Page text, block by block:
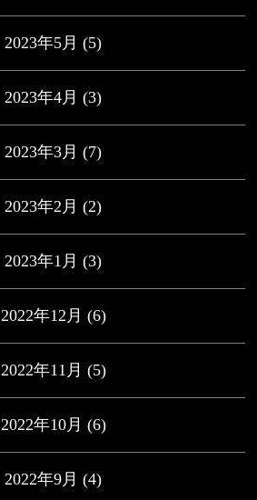
2023年5月 (5)
2023年4月 (3)
2023年3月 (7)
2023年2月 (2)
2023年1月 (3)
2022年12月 (6)
2022年11月 (5)
2022年10月 (6)
2022年9月 (4)